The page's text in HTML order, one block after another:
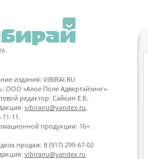
издания: VIBIRAI.RU
ООО «Алое Поле Адвертайзинг».
редактор: Сайкин Е.Б.
vibirairu@yandex.ru
11-11.
продукции: 16+.
продаж: 8 (917) 299-67-02
vibirairu@yandex.ru